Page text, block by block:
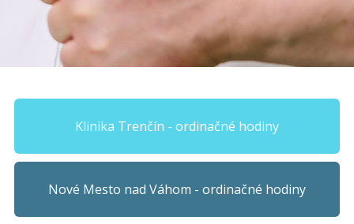
Klinika Trenčín - ordinačné hodiny
Nové Mesto nad Váhom - ordinačné hodiny